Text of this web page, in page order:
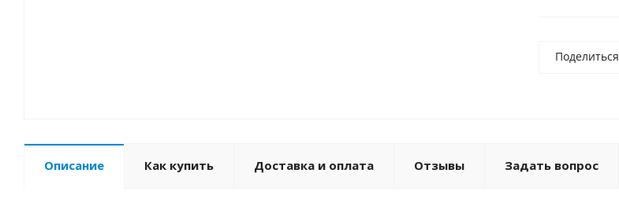
Поделиться
Описание Как купить Доставка и оплата Отзывы Задать вопрос